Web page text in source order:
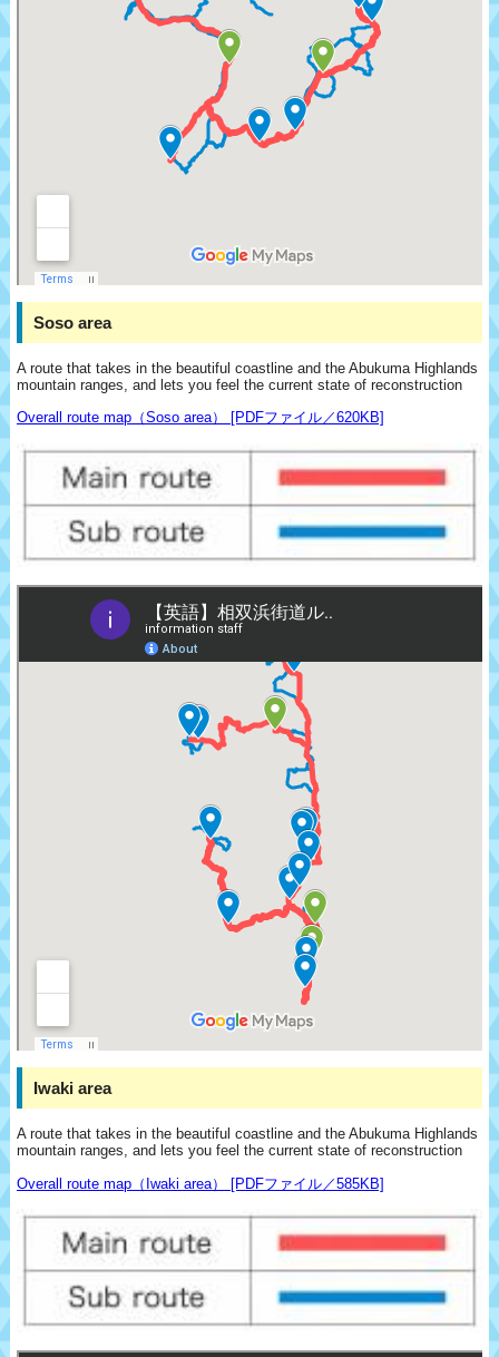
Soso area
A route that takes in the beautiful coastline and the Abukuma Highlands
mountain ranges, and lets you feel the current state of reconstruction
Overall route map（Soso area） [PDFファイル／620KB]
Iwaki area
A route that takes in the beautiful coastline and the Abukuma Highlands
mountain ranges, and lets you feel the current state of reconstruction
Overall route map（Iwaki area） [PDFファイル／585KB]